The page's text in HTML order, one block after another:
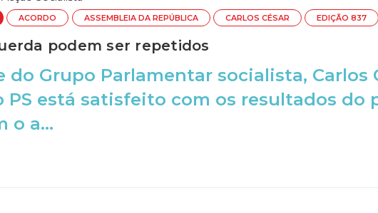
ACORDO ASSEMBLEIA DA REPÚBLICA CARLOS CÉSAR EDIÇÃO 837
podem ser repetidos
do Grupo Parlamentar socialista, Carlos
PS está satisfeito com os resultados do
o a...